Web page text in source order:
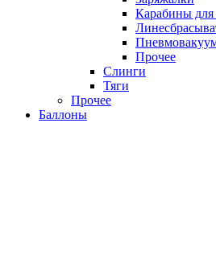
Карабины для
Прочее
Слинги
Тяги
Прочее
Баллоны